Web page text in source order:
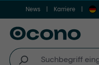
Zum Hauptinhalt
News Karriere